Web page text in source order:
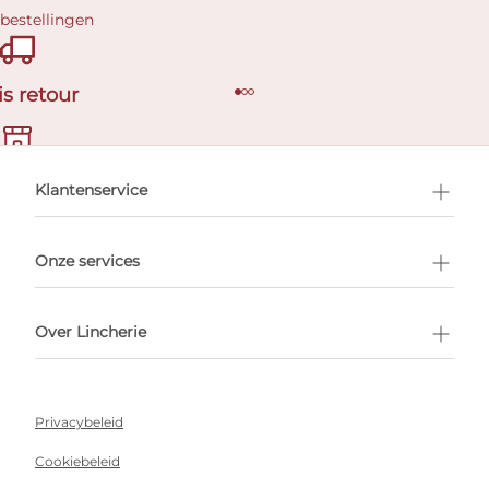
retour
afspraak
Klantenservice
Onze services
Over Lincherie
Privacybeleid
Cookiebeleid